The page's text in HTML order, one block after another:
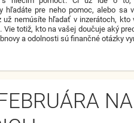
hľadáte pre neho pomoc, alebo sa
už nemúsíte hľadať v inzerátoch,
totiž, kto na vašej doučuje aký
a odolnosti sú finančné otázky